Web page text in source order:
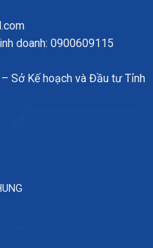
doanh: 0900609115
Sở Kế hoạch và Đầu tư Tỉnh